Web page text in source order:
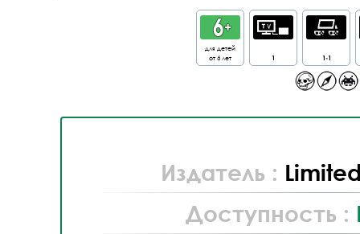
для детей
от 6 лет
1 1-1
Издатель :
Доступность :